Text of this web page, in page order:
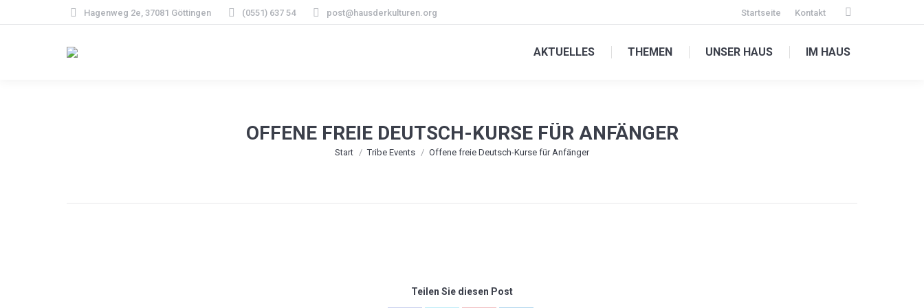
Hagenweg 2e, 37081 Göttingen (0551) 637 54 post@hausderkulturen.org Startseite Kontakt
Facebook
opens
AKTUELLES THEMEN UNSER HAUS IM HAUS
OFFENE FREIE DEUTSCH-KURSE FÜR ANFÄNGER
Sie befinden sich hier:
Start Tribe Events Offene freie Deutsch-Kurse für Anfänger
Teilen Sie diesen Post